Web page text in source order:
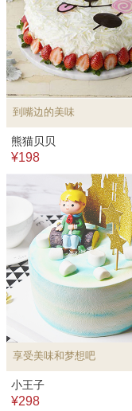
到嘴边的美味
熊猫贝贝
¥198
享受美味和梦想吧
小王子
¥298